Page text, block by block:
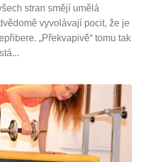
stran smějí umělá
vyvolávají pocit, že je
„Překvapivě“ tomu tak